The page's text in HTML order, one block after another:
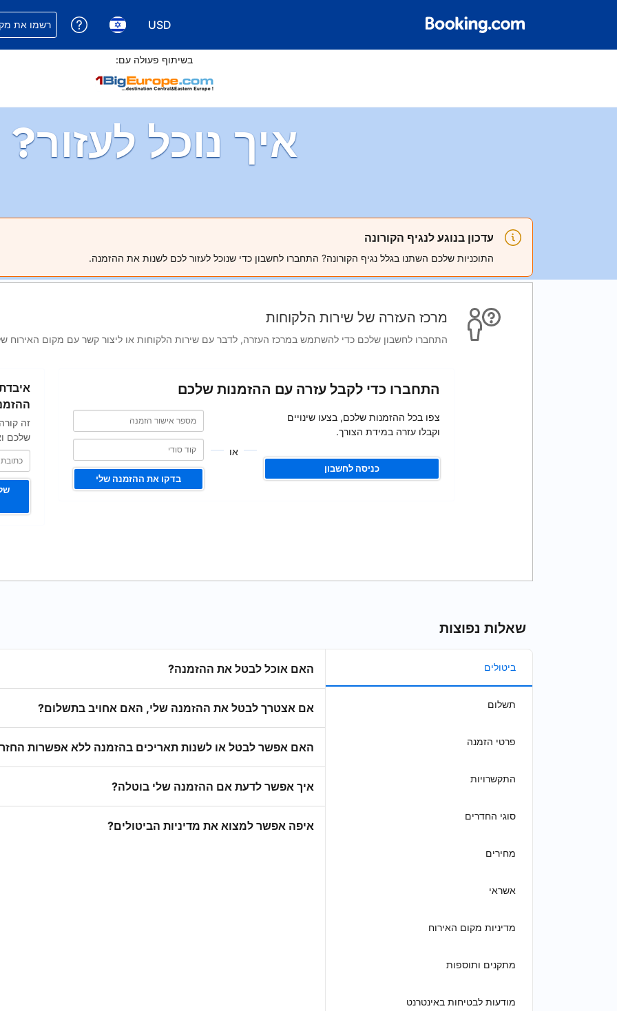
USD
בחירת סוג מטבע. סוג המטבע
בחירת שפה. השפה
קבלת עזרה
רשמו את
בשיתוף פעולה עם:
איך נוכל לעזור?
עדכון בנוגע לנגיף הקורונה
התוכניות שלכם השתנו בגלל נגיף הקורונה? התחברו לחשבון כדי שנוכל לעזור לכם לשנות את ההזמנה.
מרכז העזרה של שירות הלקוחות
התחברו לחשבון שלכם כדי להשתמש במרכז העזרה, לדבר עם שירות הלקוחות או ליצור קשר עם מקום האירוח
התחברו כדי לקבל עזרה עם ההזמנות שלכם
צפו בכל ההזמנות שלכם, בצעו שינויים
וקבלו עזרה במידת הצורך.
כניסה לחשבון
או
מספר
אישור
הזמנה
מספר
אישור
הזמנה
בדקו את ההזמנה שלי
זה
שלכם
האימייל
שלכם
שאלות נפוצות
ביטולים
תשלום
פרטי הזמנה
התקשרויות
סוגי החדרים
מחירים
אשראי
מדיניות מקום האירוח
מתקנים ותוספות
מודעות לבטיחות באינטרנט
האם אוכל לבטל את ההזמנה?
אם אצטרך לבטל את ההזמנה שלי, האם אחויב בתשלום?
האם אפשר לבטל או לשנות תאריכים בהזמנה ללא אפשרות
איך אפשר לדעת אם ההזמנה שלי בוטלה?
איפה אפשר למצוא את מדיניות הביטולים?